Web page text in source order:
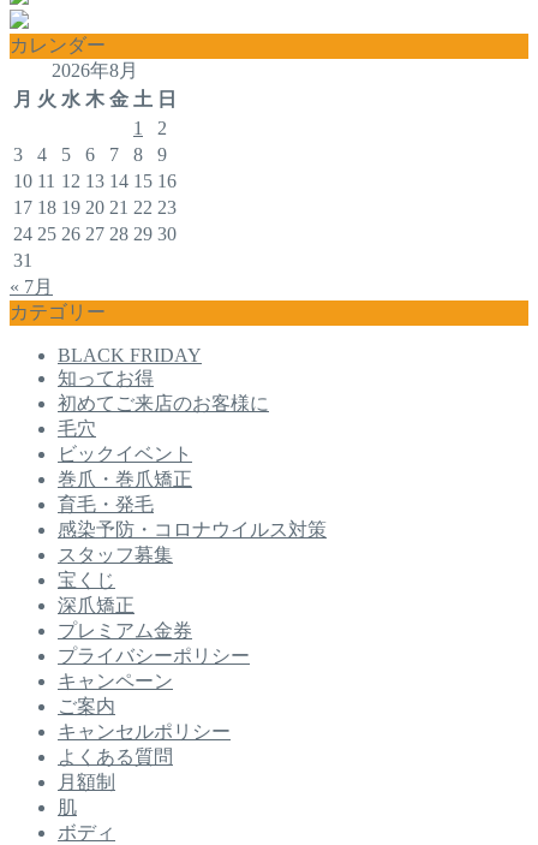
カレンダー
2026年8月
月 火 水 木 金 土 日
1
2
3
4 5 6 7 8
9
10 11 12 13 14 15 16
17 18 19 20 21 22 23
24 25 26 27 28 29 30
31
« 7月
カテゴリー
BLACK FRIDAY
知ってお得
初めてご来店のお客様に
毛穴
ビックイベント
巻爪・巻爪矯正
育毛・発毛
感染予防・コロナウイルス対策
スタッフ募集
宝くじ
深爪矯正
プレミアム金券
プライバシーポリシー
キャンペーン
ご案内
キャンセルポリシー
よくある質問
月額制
肌
ボディ